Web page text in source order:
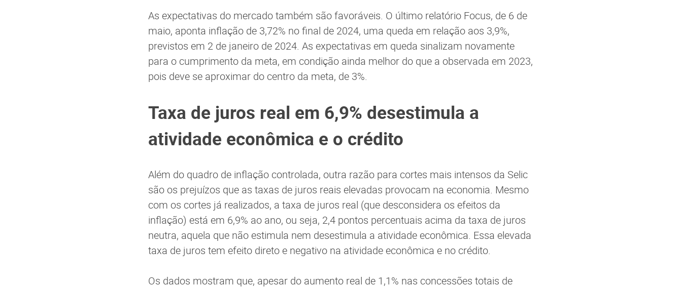
As expectativas do mercado também são favoráveis. O último relatório Focus, de 6 de
maio, aponta inflação de 3,72% no final de 2024, uma queda em relação aos 3,9%,
previstos em 2 de janeiro de 2024. As expectativas em queda sinalizam novamente
para o cumprimento da meta, em condição ainda melhor do que a observada em 2023,
pois deve se aproximar do centro da meta, de 3%.
Taxa de juros real em 6,9% desestimula a
atividade econômica e o crédito
Além do quadro de inflação controlada, outra razão para cortes mais intensos da Selic
são os prejuízos que as taxas de juros reais elevadas provocam na economia. Mesmo
com os cortes já realizados, a taxa de juros real (que desconsidera os efeitos da
inflação) está em 6,9% ao ano, ou seja, 2,4 pontos percentuais acima da taxa de juros
neutra, aquela que não estimula nem desestimula a atividade econômica. Essa elevada
taxa de juros tem efeito direto e negativo na atividade econômica e no crédito.
Os dados mostram que, apesar do aumento real de 1,1% nas concessões totais de